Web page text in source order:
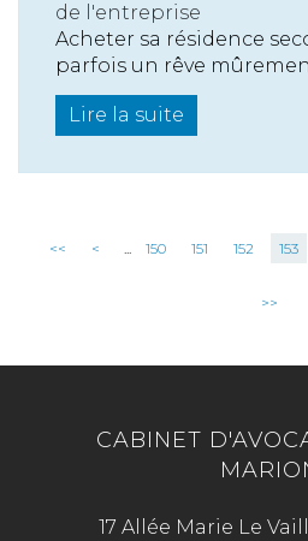
de l'entreprise
Acheter sa résidence
parfois un rêve
Lire la suite
<< < ... 150 151 152 153
>>
CABINET
17 Allée Marie Le